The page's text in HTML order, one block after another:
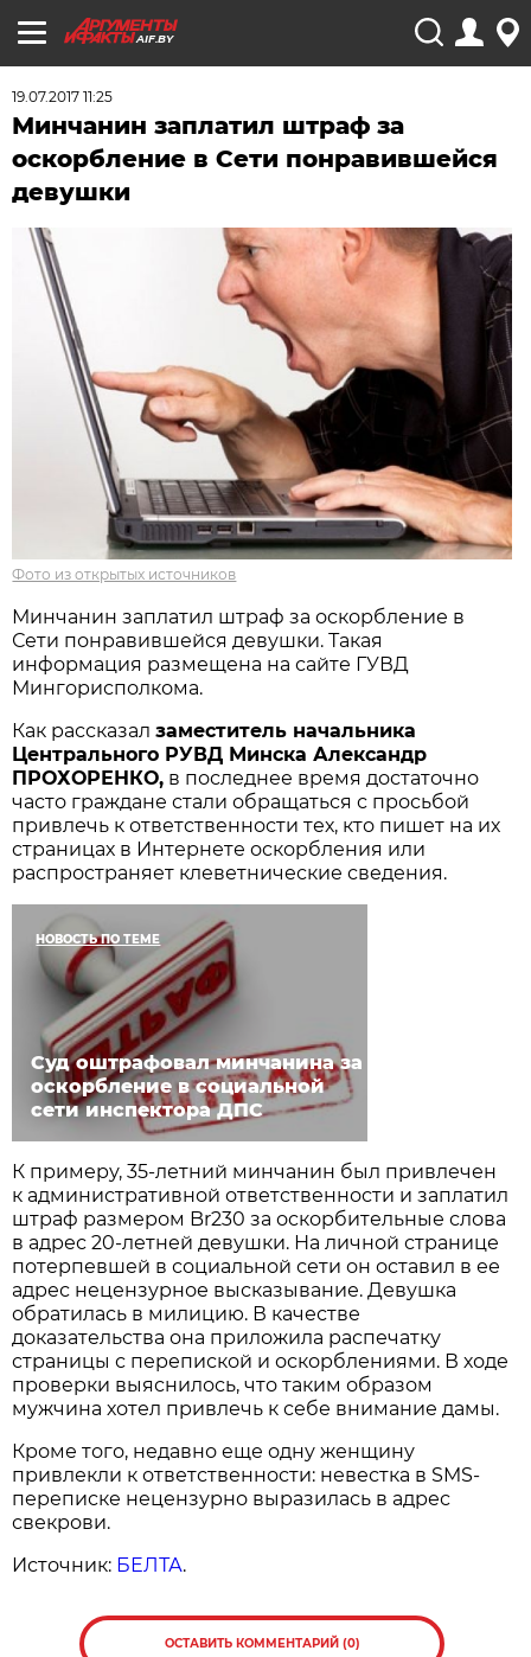
AIF.BY
19.07.2017 11:25
Минчанин заплатил штраф за
оскорбление в Сети понравившейся
девушки
Фото из открытых источников
Минчанин заплатил штраф за оскорбление в
Сети понравившейся девушки. Такая
информация размещена на сайте ГУВД
Мингорисполкома.
Как рассказалзаместитель начальника
Центрального РУВД Минска Александр
ПРОХОРЕНКО, в последнее время достаточно
часто граждане стали обращаться с просьбой
привлечь к ответственности тех, кто пишет на их
страницах в Интернете оскорбления или
распространяет клеветнические сведения.
НОВОСТЬ ПО ТЕМЕ
Суд оштрафовал минчанина за
оскорбление в социальной
сети инспектора ДПС
К примеру, 35-летний минчанин был привлечен
к административной ответственности и заплатил
штраф размером Br230 за оскорбительные слова
в адрес 20-летней девушки. На личной странице
потерпевшей в социальной сети он оставил в ее
адрес нецензурное высказывание. Девушка
обратилась в милицию. В качестве
доказательства она приложила распечатку
страницы с перепиской и оскорблениями. В ходе
проверки выяснилось, что таким образом
мужчина хотел привлечь к себе внимание дамы.
Кроме того, недавно еще одну женщину
привлекли к ответственности: невестка в SMS-
переписке нецензурно выразилась в адрес
свекрови.
Источник: БЕЛТА.
ОСТАВИТЬ КОММЕНТАРИЙ (0)